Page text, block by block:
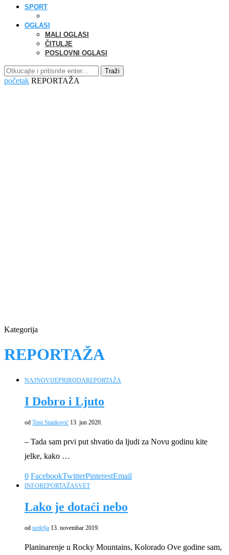
SPORT
OGLASI
MALI OGLASI
ČITULJE
POSLOVNI OGLASI
Traži
početak REPORTAŽA
Kategorija
REPORTAŽA
NAJNOVIJEPRIRODAREPORTAŽA
I Dobro i Ljuto
od Toni Stanković 13. jun 2020.
– Tada sam prvi put shvatio da ljudi za Novu godinu kite
jelke, kako …
0 FacebookTwitterPinterestEmail
INFOREPORTAŽASVET
Lako je dotaći nebo
od nedelja 13. novembar 2019.
Planinarenje u Rocky Mountains, Kolorado Ove godine sam,